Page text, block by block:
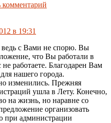
комментарий
в 19:31
ведь с Вами не спорю. Вы
что Вы работали в
не работаете. Благодарен Вам
нашего города.
изменились. Прежняя
ушла в Лету. Конечно,
на жизнь, но наравне со
организовать
при администрации